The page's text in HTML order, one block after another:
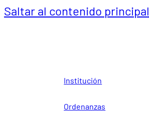
Saltar al contenido principal
Institución
Ordenanzas